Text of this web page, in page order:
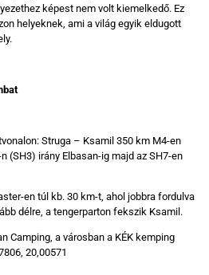
képest nem volt kiemelkedő. Ez
helyeknek, ami a világ egyik eldugott
Struga – Ksamil 350 km M4-en
(SH3) irány Elbasan-ig majd az SH7-en
en túl kb. 30 km-t, ahol jobbra fordulva
délre, a tengerparton fekszik Ksamil.
Camping, a városban a KÉK kemping
20,00571